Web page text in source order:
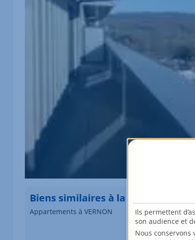
Biens similaires à la location
Appartements à VERNON
Ils permettent
son audience et
Nous conservons